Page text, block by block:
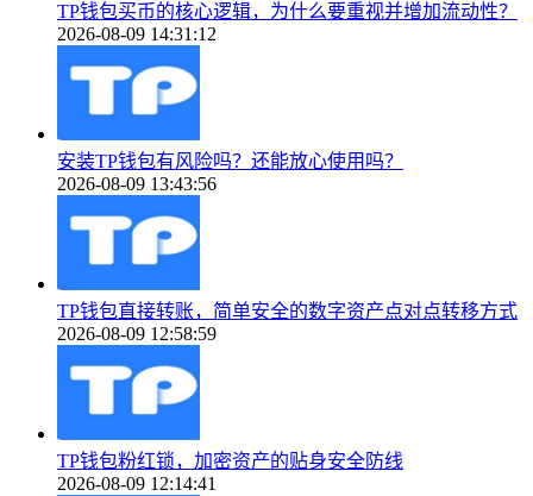
TP钱包买币的核心逻辑，为什么要重视并增加流动性？
2026-08-09 14:31:12
安装TP钱包有风险吗？还能放心使用吗？
2026-08-09 13:43:56
TP钱包直接转账，简单安全的数字资产点对点转移方式
2026-08-09 12:58:59
TP钱包粉红锁，加密资产的贴身安全防线
2026-08-09 12:14:41